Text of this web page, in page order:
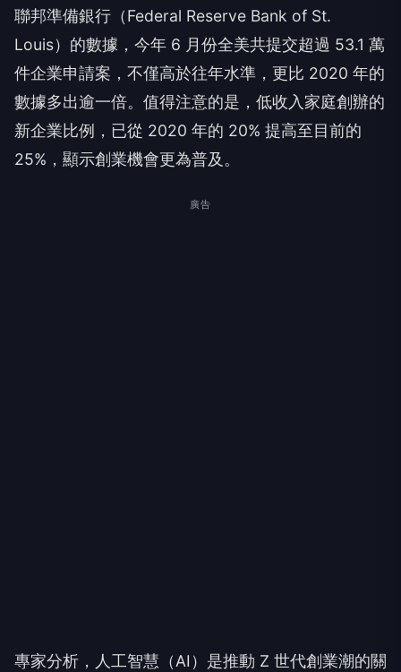
聯邦準備銀行（Federal Reserve Bank of St.
Louis）的數據，今年 6 月份全美共提交超過 53.1 萬
件企業申請案，不僅高於往年水準，更比 2020 年的
數據多出逾一倍。值得注意的是，低收入家庭創辦的
新企業比例，已從 2020 年的 20% 提高至目前的
25%，顯示創業機會更為普及。
廣告
專家分析，人工智慧（AI）是推動 Z 世代創業潮的關